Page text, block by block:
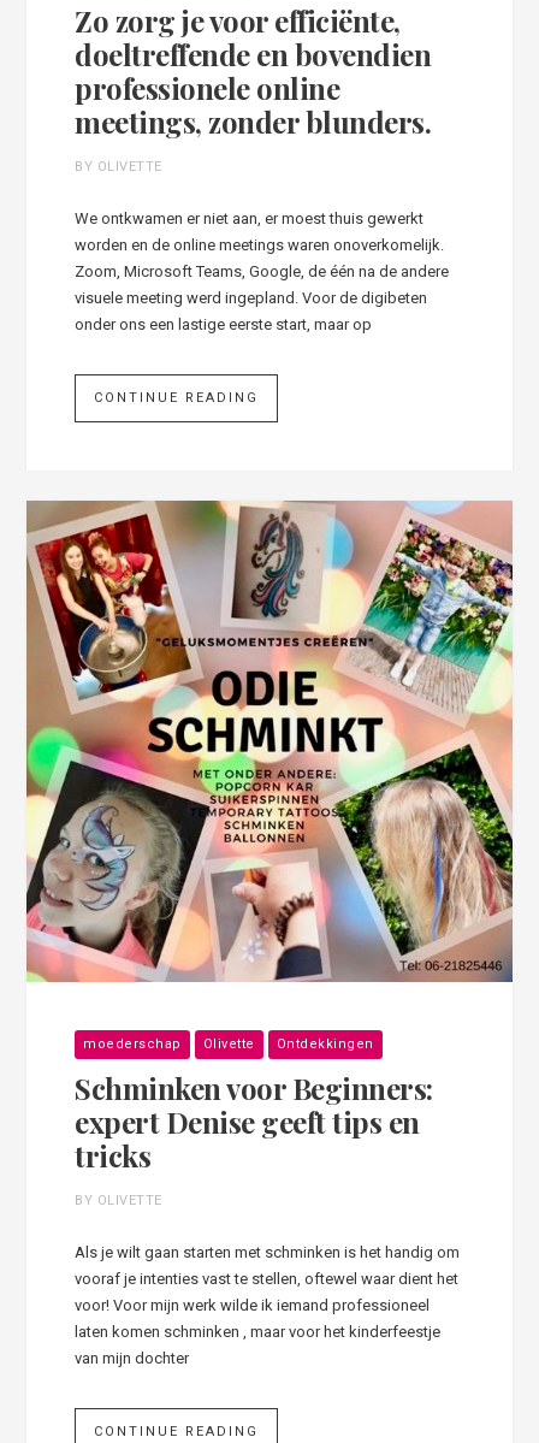
Zo zorg je voor efficiënte,
doeltreffende en bovendien
professionele online
meetings, zonder blunders.
BY OLIVETTE
We ontkwamen er niet aan, er moest thuis gewerkt
worden en de online meetings waren onoverkomelijk.
Zoom, Microsoft Teams, Google, de één na de andere
visuele meeting werd ingepland. Voor de digibeten
onder ons een lastige eerste start, maar op
CONTINUE READING
moederschap Olivette Ontdekkingen
Schminken voor Beginners:
expert Denise geeft tips en
tricks
BY OLIVETTE
Als je wilt gaan starten met schminken is het handig om
vooraf je intenties vast te stellen, oftewel waar dient het
voor! Voor mijn werk wilde ik iemand professioneel
laten komen schminken , maar voor het kinderfeestje
van mijn dochter
CONTINUE READING